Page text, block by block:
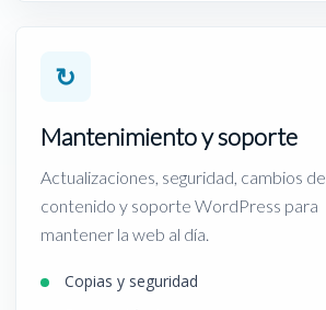
↻
Mantenimiento y soporte
Actualizaciones, seguridad, cambios de
contenido y soporte WordPress para
mantener la web al día.
Copias y seguridad